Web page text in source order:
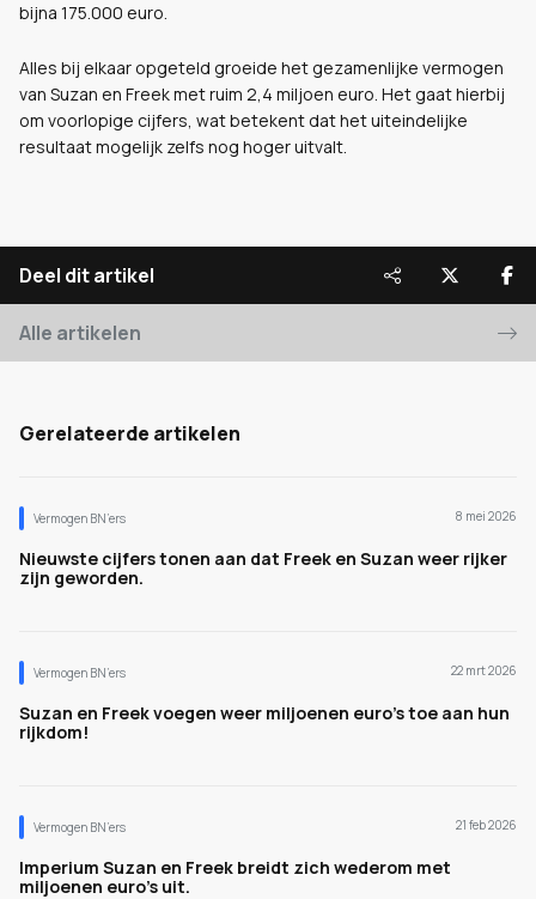
bijna 175.000 euro.
Alles bij elkaar opgeteld groeide het gezamenlijke vermogen
van Suzan en Freek met ruim 2,4 miljoen euro. Het gaat hierbij
om voorlopige cijfers, wat betekent dat het uiteindelijke
resultaat mogelijk zelfs nog hoger uitvalt.
Deel dit artikel
Alle artikelen
Gerelateerde artikelen
Vermogen BN’ers 8 mei 2026
Nieuwste cijfers tonen aan dat Freek en Suzan weer rijker
zijn geworden.
Vermogen BN’ers 22 mrt 2026
Suzan en Freek voegen weer miljoenen euro's toe aan hun
rijkdom!
Vermogen BN’ers 21 feb 2026
Imperium Suzan en Freek breidt zich wederom met
miljoenen euro's uit.